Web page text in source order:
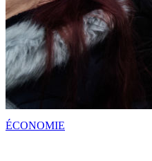
ÉCONOMIE